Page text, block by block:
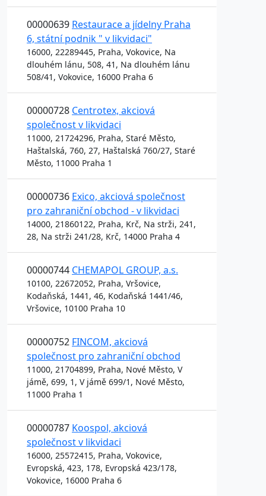
00000639 Restaurace a jídelny Praha
6, státní podnik " v likvidaci"
16000, 22289445, Praha, Vokovice, Na
dlouhém lánu, 508, 41, Na dlouhém lánu
508/41, Vokovice, 16000 Praha 6
00000728 Centrotex, akciová
společnost v likvidaci
11000, 21724296, Praha, Staré Město,
Haštalská, 760, 27, Haštalská 760/27, Staré
Město, 11000 Praha 1
00000736 Exico, akciová společnost
pro zahraniční obchod - v likvidaci
14000, 21860122, Praha, Krč, Na strži, 241,
28, Na strži 241/28, Krč, 14000 Praha 4
00000744 CHEMAPOL GROUP, a.s.
10100, 22672052, Praha, Vršovice,
Kodaňská, 1441, 46, Kodaňská 1441/46,
Vršovice, 10100 Praha 10
00000752 FINCOM, akciová
společnost pro zahraniční obchod
11000, 21704899, Praha, Nové Město, V
jámě, 699, 1, V jámě 699/1, Nové Město,
11000 Praha 1
00000787 Koospol, akciová
společnost v likvidaci
16000, 25572415, Praha, Vokovice,
Evropská, 423, 178, Evropská 423/178,
Vokovice, 16000 Praha 6